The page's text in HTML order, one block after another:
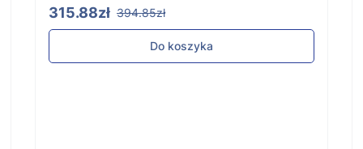
315.88zł 394.85zł
Do koszyka